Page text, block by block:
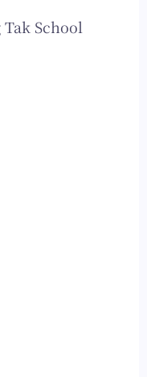
School